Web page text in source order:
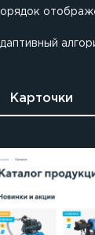
Карточки